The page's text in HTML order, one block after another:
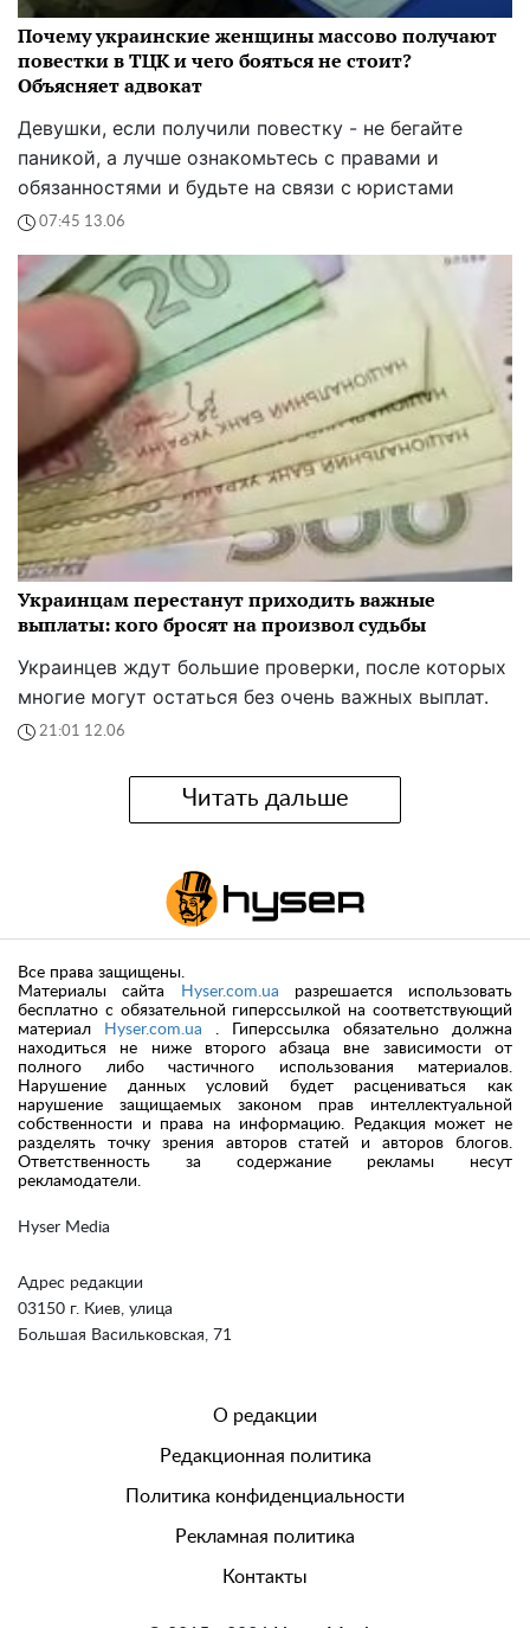
Почему украинские женщины массово получают
повестки в ТЦК и чего бояться не стоит?
Объясняет адвокат
Девушки, если получили повестку - не бегайте
паникой, а лучше ознакомьтесь с правами и
обязанностями и будьте на связи с юристами
07:45 13.06
Украинцам перестанут приходить важные
выплаты: кого бросят на произвол судьбы
Украинцев ждут большие проверки, после которых
многие могут остаться без очень важных выплат.
21:01 12.06
Читать дальше
Hyser Media
Адрес редакции
03150 г. Киев, улица
Большая Васильковская, 71
Все права защищены.
Материалы сайта
Hyser.com.ua разрешается использовать
бесплатно с обязательной гиперссылкой на соответствующий
материал
Hyser.com.ua . Гиперссылка обязательно должна
находиться не ниже второго абзаца вне зависимости от
полного либо частичного использования материалов.
Нарушение данных условий будет расцениваться как
нарушение защищаемых законом прав интеллектуальной
собственности и права на информацию. Редакция может не
разделять точку зрения авторов статей и авторов блогов.
Ответственность за содержание рекламы несут
рекламодатели.
О редакции
Редакционная политика
Политика конфиденциальности
Рекламная политика
Контакты